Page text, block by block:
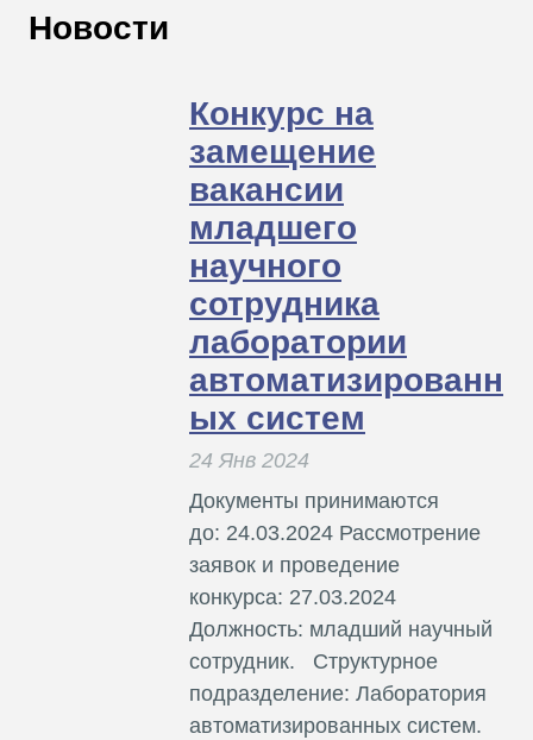
Т
Новости
Конкурс на
замещение
вакансии
младшего
научного
сотрудника
лаборатории
автоматизированн
ых систем
24 Янв 2024
Документы принимаются
до: 24.03.2024 Рассмотрение
заявок и проведение
конкурса: 27.03.2024
Должность: младший научный
сотрудник. Структурное
подразделение: Лаборатория
автоматизированных систем.